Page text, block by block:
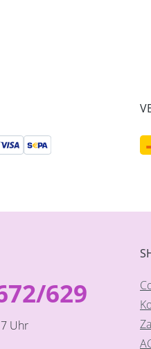
629
Uhr